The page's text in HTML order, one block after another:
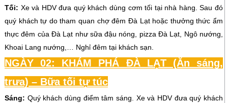
Tối: Xe và HDV đưa quý khách dùng cơm tối tại nhà hàng. Sau đó
quý khách tự do tham quan chợ đêm Đà Lạt hoặc thưởng thức ẩm
thực đêm của Đà Lạt như sữa đậu nóng, pizza Đà Lạt, Ngô nướng,
Khoai Lang nướng,… Nghỉ đêm tại khách sạn.
NGÀY 02: KHÁM PHÁ ĐÀ LẠT (Ăn sáng,
trưa) – Bữa tối tự túc
Sáng: Quý khách dùng điểm tâm sáng. Xe và HDV đưa quý khách